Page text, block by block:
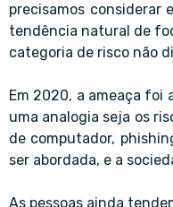
precisamos considerar
tendência natural de
categoria de risco não
Em 2020, a ameaça foi
uma analogia seja os
de computador,
ser abordada, e a
As pessoas ainda